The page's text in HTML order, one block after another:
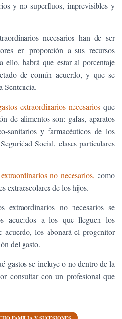
y no superfluos, imprevisibles y
necesarios han de ser
en proporción a sus recursos
ello, habrá que estar al porcentaje
de común acuerdo, y que se
Sentencia.
extraordinarios necesarios que
de alimentos son: gafas, aparatos
sanitarios y farmacéuticos de los
Social, clases particulares
extraordinarios no necesarios, como
extraescolares de los hijos.
extraordinarios no necesarios se
acuerdos a los que lleguen los
acuerdo, los abonará el progenitor
del gasto.
gastos se incluye o no dentro de la
consultar con un profesional que
FAMILIA Y SUCESIONES